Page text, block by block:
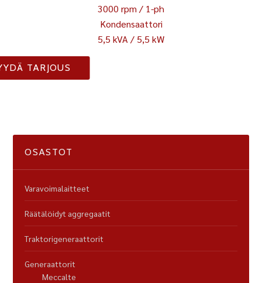
3000 rpm / 1-ph
Kondensaattori
5,5 kVA / 5,5 kW
TARJOUS
OSASTOT
Varavoimalaitteet
Räätälöidyt aggregaatit
Traktorigeneraattorit
Generaattorit
Meccalte